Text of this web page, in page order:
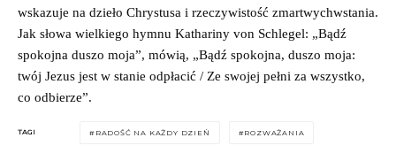
wskazuje na dzieło Chrystusa i rzeczywistość zmartwychwstania.
Jak słowa wielkiego hymnu Kathariny von Schlegel: „Bądź
spokojna duszo moja”, mówią, „Bądź spokojna, duszo moja:
twój Jezus jest w stanie odpłacić / Ze swojej pełni za wszystko,
co odbierze”.
TAGI RADOŚĆ NA KAŻDY DZIEŃ ROZWAŻANIA